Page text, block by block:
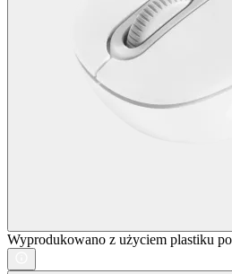
Wyprodukowano z użyciem plastiku